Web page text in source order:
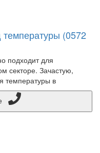
(0572
подходит для
секторе. Зачастую,
температуры в